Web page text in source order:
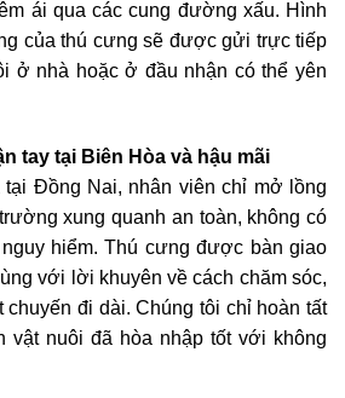
ái qua các cung đường xấu. Hình
của thú cưng sẽ được gửi trực tiếp
ở nhà hoặc ở đầu nhận có thể yên
tay tại Biên Hòa và hậu mãi
tại Đồng Nai, nhân viên chỉ mở lồng
xung quanh an toàn, không có
hiểm. Thú cưng được bàn giao
với lời khuyên về cách chăm sóc,
chuyến đi dài. Chúng tôi chỉ hoàn tất
vật nuôi đã hòa nhập tốt với không